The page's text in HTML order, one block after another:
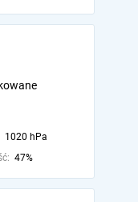
1020 hPa
47%